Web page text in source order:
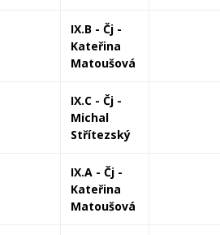
IX.B - Čj -
Kateřina
Matoušová
IX.C - Čj -
Michal
Střítezský
IX.A - Čj -
Kateřina
Matoušová